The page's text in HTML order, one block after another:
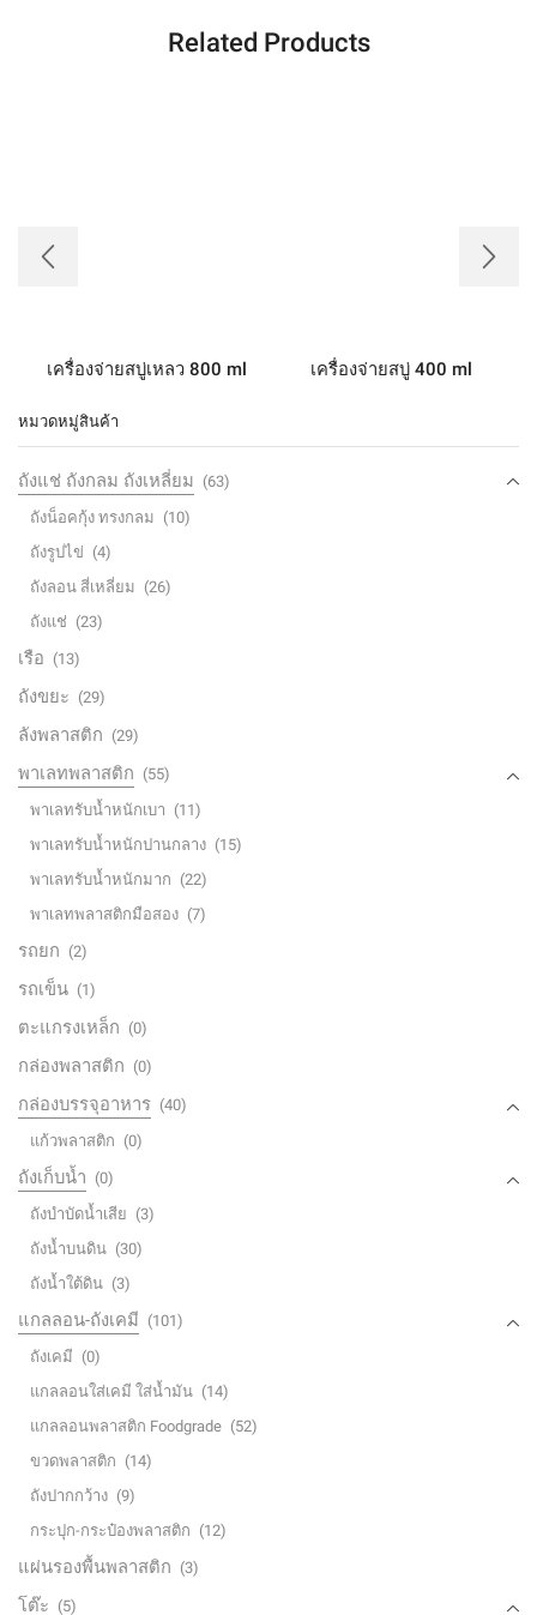
Related Products
เครื่องจ่ายสบู่เหลว 800 ml เครื่องจ่ายสบู่ 400 ml
หมวดหมู่สินค้า
ถังแช่ ถังกลม ถังเหลี่ยม (63)
ถังน็อคกุ้ง ทรงกลม (10)
ถังรูปไข่ (4)
ถังลอน สี่เหลี่ยม (26)
ถังแช่ (23)
เรือ (13)
ถังขยะ (29)
ลังพลาสติก (29)
พาเลทพลาสติก (55)
พาเลทรับน้ำหนักเบา (11)
พาเลทรับน้ำหนักปานกลาง (15)
พาเลทรับน้ำหนักมาก (22)
พาเลทพลาสติกมือสอง (7)
รถยก (2)
รถเข็น (1)
ตะแกรงเหล็ก (0)
กล่องพลาสติก (0)
กล่องบรรจุอาหาร (40)
แก้วพลาสติก (0)
ถังเก็บน้ำ (0)
ถังบำบัดน้ำเสีย (3)
ถังน้ำบนดิน (30)
ถังน้ำใต้ดิน (3)
แกลลอน-ถังเคมี (101)
ถังเคมี (0)
แกลลอนใส่เคมี ใส่น้ำมัน (14)
แกลลอนพลาสติก Foodgrade (52)
ขวดพลาสติก (14)
ถังปากกว้าง (9)
กระปุก-กระป๋องพลาสติก (12)
แผ่นรองพื้นพลาสติก (3)
โต๊ะ (5)